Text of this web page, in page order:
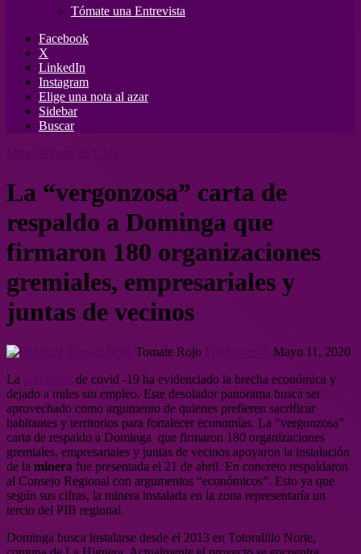
Tómate una Entrevista
Facebook
X
LinkedIn
Instagram
Elige una nota al azar
Sidebar
Buscar
La “vergonzosa” carta de
respaldo a Dominga que
firmaron 180 organizaciones
gremiales, empresariales y
juntas de vecinos
Tomate Rojo
Mayo 11, 2020
La
de covid -19 ha evidenciado la brecha económica y
dejado a miles sin empleo. Este desolador panorama busca ser
aprovechado como argumento de quienes prefieren sacrificar
habitantes y territorios para fortalecer economías. La “vergonzosa”
carta de respaldo a Dominga que firmaron 180 organizaciones
gremiales, empresariales y juntas de vecinos apoyaron la instalación
de la minera fue presentada el 21 de abril. En concreto respaldaron
al Consejo Regional con argumentos “económicos”. Esto ya que
según sus cifras, la minera instalada en la zona representaría un
tercio del PIB regional.
Dominga busca instalarse desde el 2013 en Totoralillo Norte,